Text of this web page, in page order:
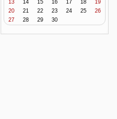
13
14 15 16 17 18
19
20
21 22 23 24 25
26
27
28 29 30